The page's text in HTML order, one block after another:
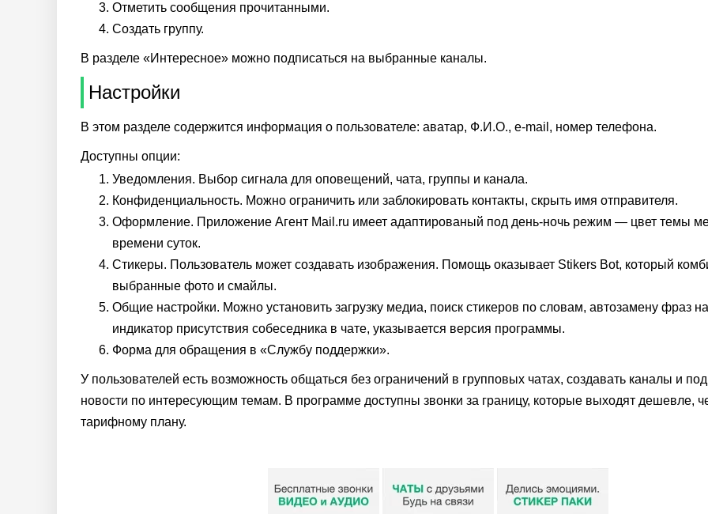
Отметить сообщения прочитанными.
Создать группу.
В разделе «Интересное» можно подписаться на выбранные каналы.
Настройки
В этом разделе содержится информация о пользователе: аватар, Ф.И.О., е-mail, номер телефона.
Доступны опции:
Уведомления. Выбор сигнала для оповещений, чата, группы и канала.
Конфиденциальность. Можно ограничить или заблокировать контакты, скрыть имя отправителя.
Оформление. Приложение Агент Mail.ru имеет адаптированый под день-ночь режим — цвет темы
времени суток.
Стикеры. Пользователь может создавать изображения. Помощь оказывает Stikers Bot, который
выбранные фото и смайлы.
Общие настройки. Можно установить загрузку медиа, поиск стикеров по словам, автозамену фраз
индикатор присутствия собеседника в чате, указывается версия программы.
Форма для обращения в «Службу поддержки».
У пользователей есть возможность общаться без ограничений в групповых чатах, создавать каналы и
новости по интересующим темам. В программе доступны звонки за границу, которые выходят дешевле,
тарифному плану.